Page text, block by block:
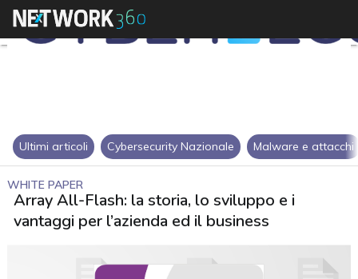
Ultimi articoli Cybersecurity Nazionale Malware e attacchi
WHITE PAPER
Array All-Flash: la storia, lo sviluppo e i
vantaggi per l’azienda ed il business